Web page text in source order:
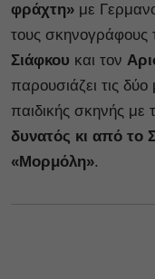
φράχτη» με
τους σκηνογράφους
Σιάφκου και τον
παρουσιάζει τις δύο
παιδικής σκηνής με
δυνατός κι από το
«Μορμόλη».